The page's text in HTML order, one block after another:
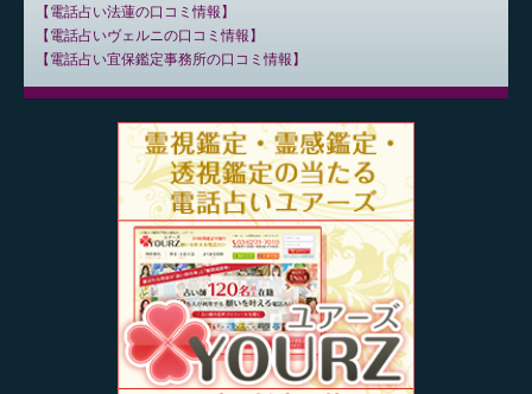
電話占い法蓮の口コミ情報
電話占いヴェルニの口コミ情報
電話占い宜保鑑定事務所の口コミ情報